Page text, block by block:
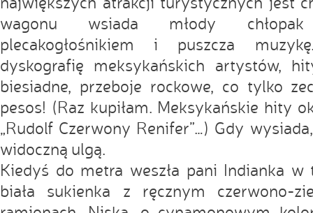
wagonu wsiada młody
plecakogłośnikiem i puszcza
dyskografię meksykańskich artystów,
biesiadne, przeboje rockowe, co tylko
pesos! (Raz kupiłam. Meksykańskie hity
„Rudolf Czerwony Renifer”…) Gdy
widoczną ulgą.
Kiedyś do metra weszła pani Indianka
biała sukienka z ręcznym czerwono-